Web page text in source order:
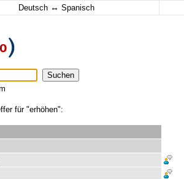
Deutsch ↔ Spanisch
für "erhöhen":